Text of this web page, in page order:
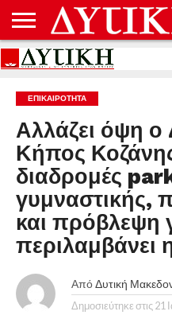
ΑΡΧΙΚΉ
ΕΠΙΚΟΙΝΩΝΊΑ
ΌΡΟΙ
ΠΡΟΣΤΑΣΊΑ
ΔΕΔΟΜΈΝΩΝ
ΕΠΙΚΑΙΡΟΤΗΤΑ
Αλλάζει όψη ο
Κήπος
διαδρομές
γυμναστικής,
και πρόβλεψη
περιλαμβάνει
Από Δυτική
Δημοσιεύτηκε στις 21